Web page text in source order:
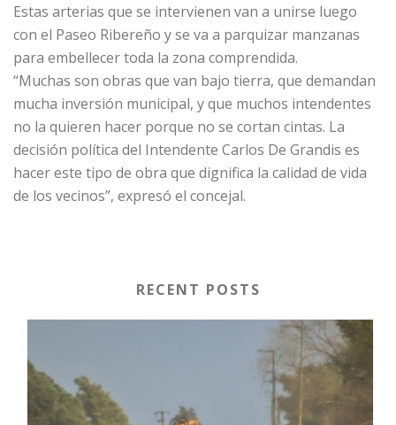
Estas arterias que se intervienen van a unirse luego
con el Paseo Ribereño y se va a parquizar manzanas
para embellecer toda la zona comprendida.
“Muchas son obras que van bajo tierra, que demandan
mucha inversión municipal, y que muchos intendentes
no la quieren hacer porque no se cortan cintas. La
decisión política del Intendente Carlos De Grandis es
hacer este tipo de obra que dignifica la calidad de vida
de los vecinos”, expresó el concejal.
RECENT POSTS